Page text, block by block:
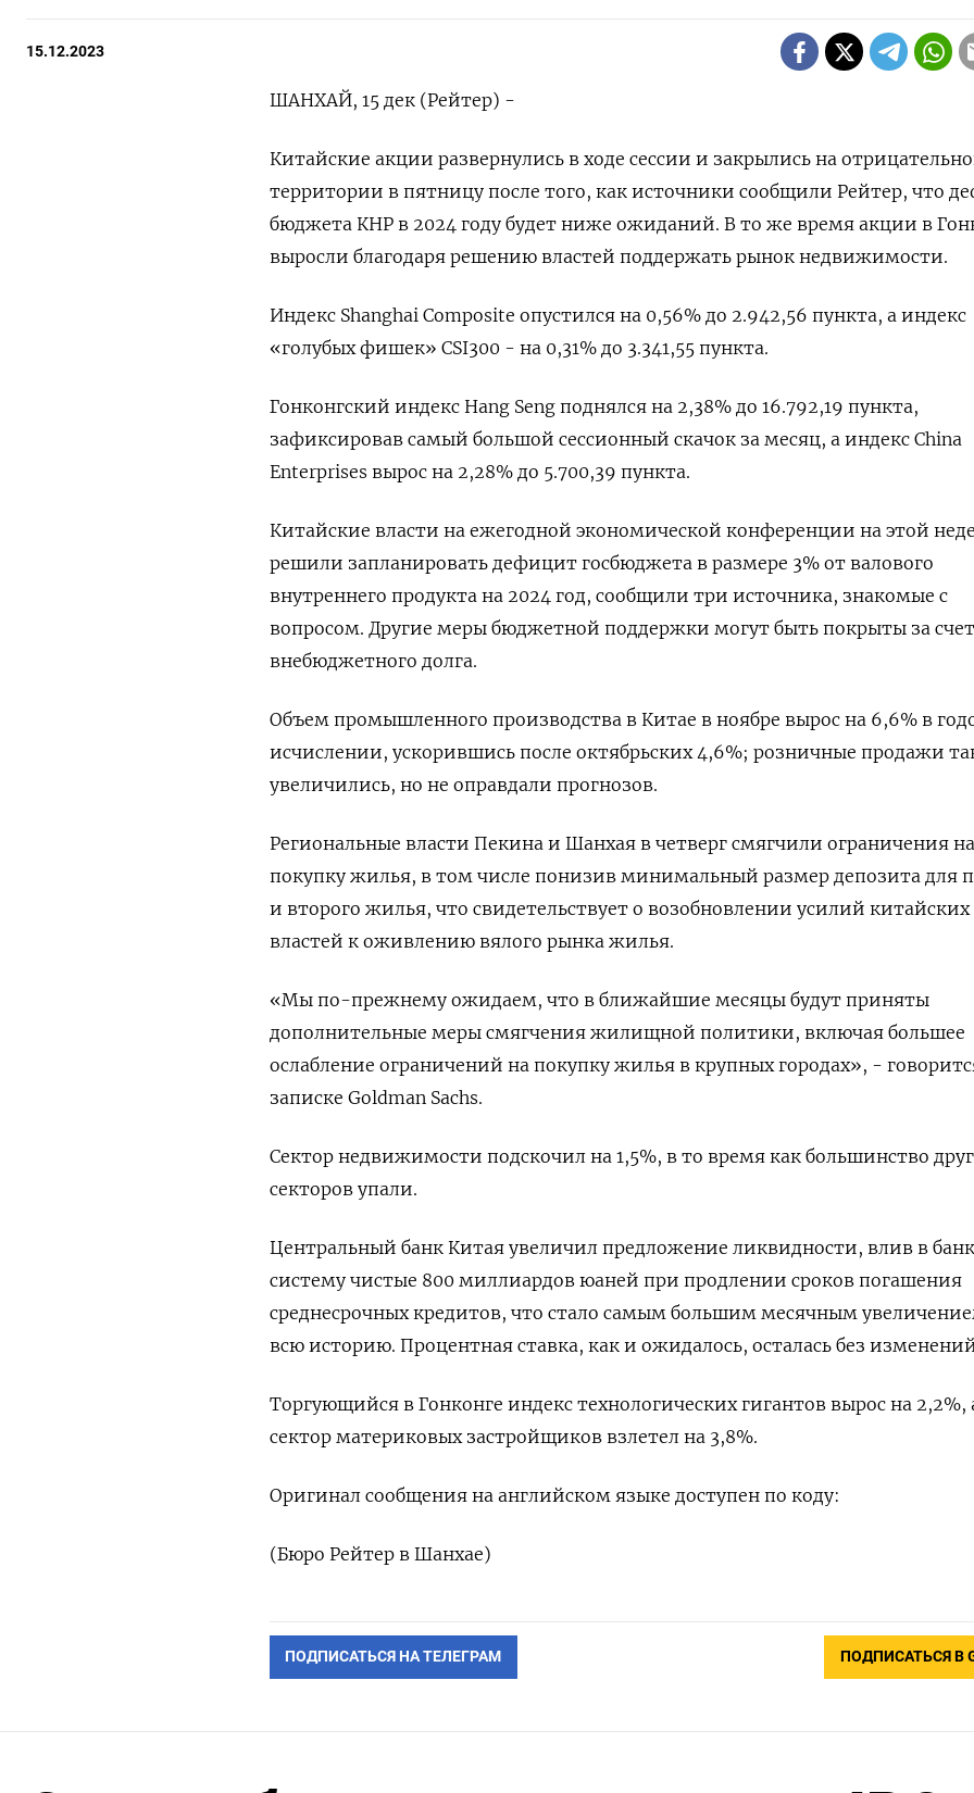
15.12.2023
ШАНХАЙ, 15 дек (Рейтер) -
Китайские акции развернулись в ходе сессии и закрылись на
территории в пятницу после того, как источники сообщили Рейтер, что
бюджета КНР в 2024 году будет ниже ожиданий. В то же время акции в
выросли благодаря решению властей поддержать рынок недвижимости.
Индекс Shanghai Composite опустился на 0,56% до 2.942,56 пункта, а индекс
«голубых фишек» CSI300 - на 0,31% до 3.341,55 пункта.
Гонконгский индекс Hang Seng поднялся на 2,38% до 16.792,19​ пункта,
зафиксировав самый большой сессионный скачок за месяц, а индекс China
Enterprises вырос на 2,28% до 5.700,39 пункта.
Китайские власти на ежегодной экономической конференции на этой
решили запланировать дефицит госбюджета в размере 3% от валового
внутреннего продукта на 2024 год, сообщили три источника, знакомые с
вопросом. Другие меры бюджетной поддержки могут быть покрыты за счет
внебюджетного долга.
Объем промышленного производства в Китае в ноябре вырос на 6,6% в
исчислении, ускорившись после октябрьских 4,6%; розничные продажи
увеличились, но не оправдали прогнозов.
Региональные власти Пекина и Шанхая в четверг смягчили ограничения на
покупку жилья, в том числе понизив минимальный размер депозита для
и второго жилья, что свидетельствует о возобновлении усилий китайских
властей к оживлению вялого рынка жилья.
«Мы по-прежнему ожидаем, что в ближайшие месяцы будут приняты
дополнительные меры смягчения жилищной политики, включая большее
ослабление ограничений на покупку жилья в крупных городах», -
записке Goldman Sachs.
Сектор недвижимости подскочил на 1,5%, в то время как большинство
секторов упали.
Центральный банк Китая увеличил предложение ликвидности, влив в
систему чистые 800 миллиардов юаней при продлении сроков погашения
среднесрочных кредитов, что стало самым большим месячным
всю историю. Процентная ставка, как и ожидалось, осталась без
Торгующийся в Гонконге индекс технологических гигантов вырос на 2,2%,
сектор материковых застройщиков взлетел на 3,8%.
Оригинал сообщения на английском языке доступен по коду:
(Бюро Рейтер в Шанхае)
ПОДПИСАТЬСЯ НА ТЕЛЕГРАМ ПОДПИСАТЬСЯ В